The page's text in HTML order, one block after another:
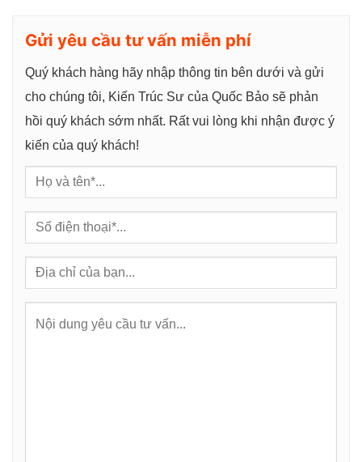
Gửi yêu cầu tư vấn miễn phí
Quý khách hàng hãy nhập thông tin bên dưới và gửi
cho chúng tôi, Kiến Trúc Sư của Quốc Bảo sẽ phản
hồi quý khách sớm nhất. Rất vui lòng khi nhận được ý
kiến của quý khách!